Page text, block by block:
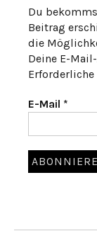
Du
Beitrag
die
Deine E-
E-Mail *